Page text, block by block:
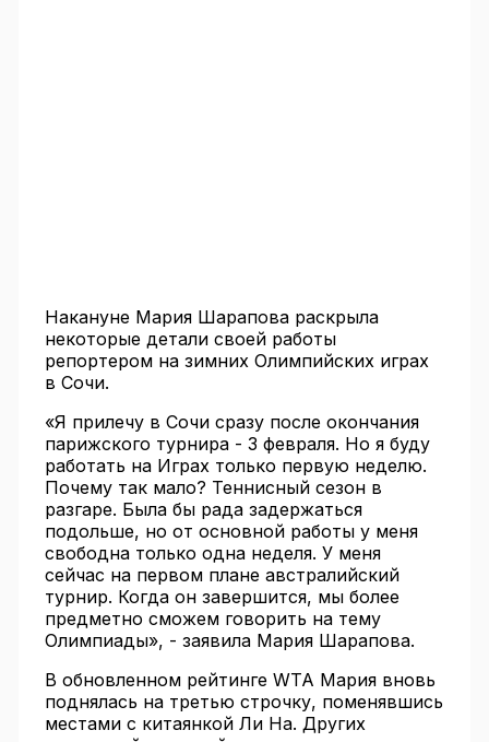
Накануне Мария Шарапова раскрыла
некоторые детали своей работы
репортером на зимних Олимпийских играх
в Сочи.
«Я прилечу в Сочи сразу после окончания
парижского турнира - 3 февраля. Но я буду
работать на Играх только первую неделю.
Почему так мало? Теннисный сезон в
разгаре. Была бы рада задержаться
подольше, но от основной работы у меня
свободна только одна неделя. У меня
сейчас на первом плане австралийский
турнир. Когда он завершится, мы более
предметно сможем говорить на тему
Олимпиады», - заявила Мария Шарапова.
В обновленном рейтинге WTA Мария вновь
поднялась на третью строчку, поменявшись
местами с китаянкой Ли На. Других